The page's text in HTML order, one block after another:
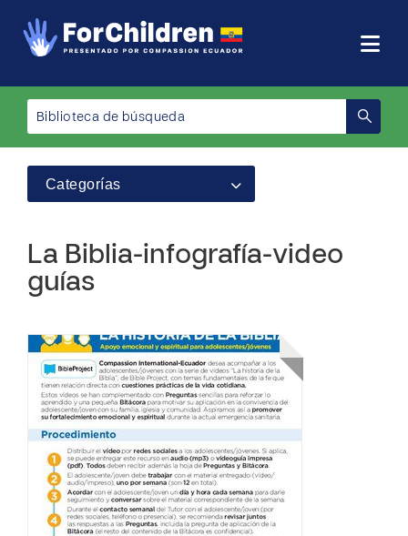
Categorías
La Biblia-infografía-video
guías